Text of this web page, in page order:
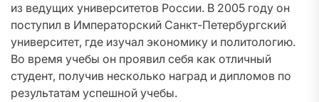
из ведущих университетов России. В 2005 году он
поступил в Императорский Санкт-Петербургский
университет, где изучал экономику и политологию.
Во время учебы он проявил себя как отличный
студент, получив несколько наград и дипломов по
результатам успешной учебы.